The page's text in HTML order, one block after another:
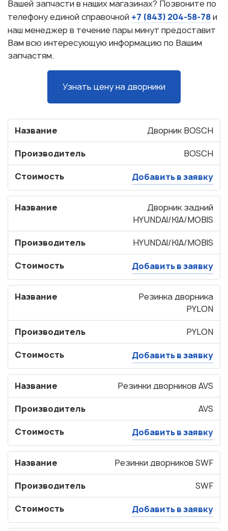
Вашей запчасти в наших магазинах? Позвоните по
телефону единой справочной +7 (843) 204-58-78 и
наш менеджер в течение пары минут предоставит
Вам всю интересующую информацию по Вашим
запчастям.
Узнать цену на дворники
Название Дворник BOSCH
Производитель BOSCH
Стоимость Добавить в заявку
Название
Дворник задний
HYUNDAI/KIA/MOBIS
Производитель HYUNDAI/KIA/MOBIS
Стоимость Добавить в заявку
Название
Резинка дворника
PYLON
Производитель PYLON
Стоимость Добавить в заявку
Название Резинки дворников AVS
Производитель AVS
Стоимость Добавить в заявку
Название Резинки дворников SWF
Производитель SWF
Стоимость Добавить в заявку